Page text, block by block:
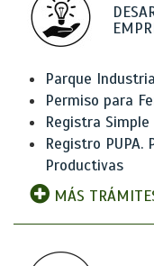
Parque
Permiso para
Registra Simple
Registro PUPA.
Productivas
MÁS